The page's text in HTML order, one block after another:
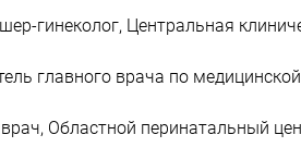
гинеколог, Центральная
главного врача по
Областной перинатальный